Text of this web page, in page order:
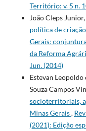
Território: v. 5 n.
João Cleps Junior,
política de
Gerais:
da Reforma
Jun. (2014)
Estevan Leopoldo
Souza Campos
socioterritoriais,
Minas Gerais,
(2021): Edição